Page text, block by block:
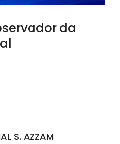
da
S. AZZAM